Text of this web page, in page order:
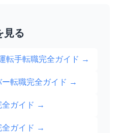
見る
転手転職完全ガイド →
転職完全ガイド →
ガイド →
ガイド →